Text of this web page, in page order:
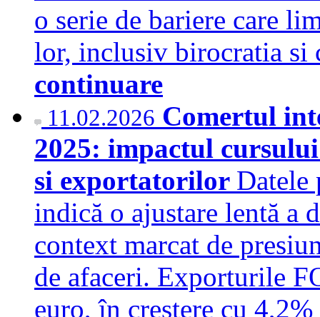
o serie de bariere care
lor, inclusiv birocratia
continuare
11.02.2026 Comertul
2025: impactul
si exportatorilor Datele
indică o ajustare lentă a
context marcat de
de afaceri. Exporturile
euro, în creștere cu